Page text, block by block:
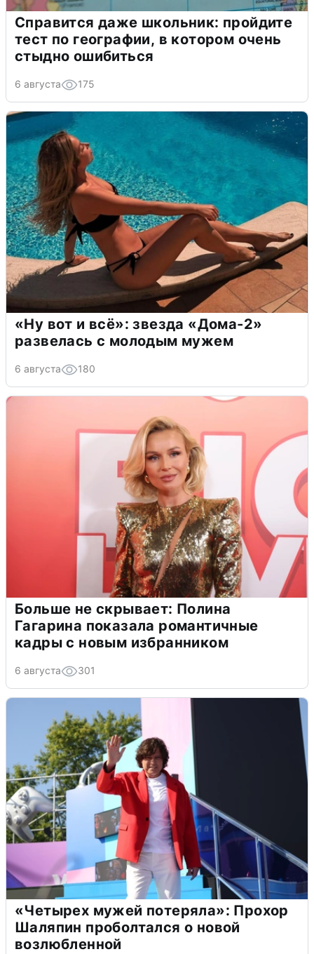
Справится даже школьник: пройдите
тест по географии, в котором очень
стыдно ошибиться
6 августа 175
«Ну вот и всё»: звезда «Дома-2»
развелась с молодым мужем
6 августа 180
Больше не скрывает: Полина
Гагарина показала романтичные
кадры с новым избранником
6 августа 301
«Четырех мужей потеряла»: Прохор
Шаляпин проболтался о новой
возлюбленной